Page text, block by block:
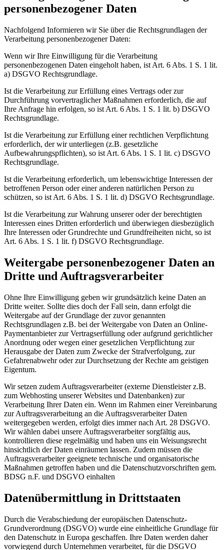
personenbezogener Daten
Nachfolgend Informieren wir Sie über die Rechtsgrundlagen der
Verarbeitung personenbezogener Daten:
Wenn wir Ihre Einwilligung für die Verarbeitung
personenbezogenen Daten eingeholt haben, ist Art. 6 Abs. 1 S. 1 lit.
a) DSGVO Rechtsgrundlage.
Ist die Verarbeitung zur Erfüllung eines Vertrags oder zur
Durchführung vorvertraglicher Maßnahmen erforderlich, die auf
Ihre Anfrage hin erfolgen, so ist Art. 6 Abs. 1 S. 1 lit. b) DSGVO
Rechtsgrundlage.
Ist die Verarbeitung zur Erfüllung einer rechtlichen Verpflichtung
erforderlich, der wir unterliegen (z.B. gesetzliche
Aufbewahrungspflichten), so ist Art. 6 Abs. 1 S. 1 lit. c) DSGVO
Rechtsgrundlage.
Ist die Verarbeitung erforderlich, um lebenswichtige Interessen der
betroffenen Person oder einer anderen natürlichen Person zu
schützen, so ist Art. 6 Abs. 1 S. 1 lit. d) DSGVO Rechtsgrundlage.
Ist die Verarbeitung zur Wahrung unserer oder der berechtigten
Interessen eines Dritten erforderlich und überwiegen diesbezüglich
Ihre Interessen oder Grundrechte und Grundfreiheiten nicht, so ist
Art. 6 Abs. 1 S. 1 lit. f) DSGVO Rechtsgrundlage.
Weitergabe personenbezogener Daten an
Dritte und Auftragsverarbeiter
Ohne Ihre Einwilligung geben wir grundsätzlich keine Daten an
Dritte weiter. Sollte dies doch der Fall sein, dann erfolgt die
Weitergabe auf der Grundlage der zuvor genannten
Rechtsgrundlagen z.B. bei der Weitergabe von Daten an Online-
Paymentanbieter zur Vertragserfüllung oder aufgrund gerichtlicher
Anordnung oder wegen einer gesetzlichen Verpflichtung zur
Herausgabe der Daten zum Zwecke der Strafverfolgung, zur
Gefahrenabwehr oder zur Durchsetzung der Rechte am geistigen
Eigentum.
Wir setzen zudem Auftragsverarbeiter (externe Dienstleister z.B.
zum Webhosting unserer Websites und Datenbanken) zur
Verarbeitung Ihrer Daten ein. Wenn im Rahmen einer Vereinbarung
zur Auftragsverarbeitung an die Auftragsverarbeiter Daten
weitergegeben werden, erfolgt dies immer nach Art. 28 DSGVO.
Wir wählen dabei unsere Auftragsverarbeiter sorgfältig aus,
kontrollieren diese regelmäßig und haben uns ein Weisungsrecht
hinsichtlich der Daten einräumen lassen. Zudem müssen die
Auftragsverarbeiter geeignete technische und organisatorische
Maßnahmen getroffen haben und die Datenschutzvorschriften gem.
BDSG n.F. und DSGVO einhalten
Datenübermittlung in Drittstaaten
Durch die Verabschiedung der europäischen Datenschutz-
Grundverordnung (DSGVO) wurde eine einheitliche Grundlage für
den Datenschutz in Europa geschaffen. Ihre Daten werden daher
vorwiegend durch Unternehmen verarbeitet, für die DSGVO